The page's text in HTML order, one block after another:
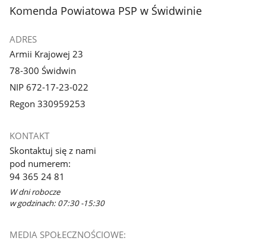
galerii.
stopka
Komenda Powiatowa PSP w Świdwinie
ADRES
Armii Krajowej 23
78-300 Świdwin
NIP 672-17-23-022
Regon 330959253
KONTAKT
Skontaktuj się z nami
pod numerem:
94 365 24 81
W dni robocze
w godzinach: 07:30 -15:30
MEDIA SPOŁECZNOŚCIOWE: